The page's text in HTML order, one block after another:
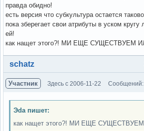
правда обидно!
есть версия что субкультура остается
пока зберегает свои атрибуты в уском
ей!
как нащет этого?! МИ ЕЩЕ СУЩЕСТВУЕМ
Вне форума
schatz
Участник Здесь с 2006-11-22 Сообщений:
Эda пишет:
как нащет этого?! МИ ЕЩЕ